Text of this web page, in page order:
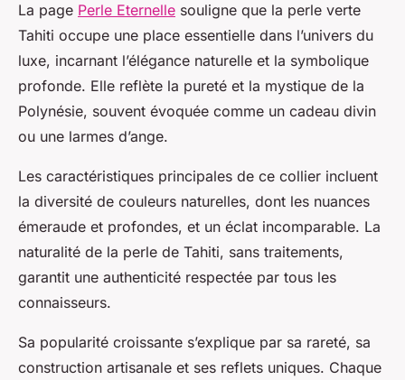
La page Perle Eternelle souligne que la perle verte
Tahiti occupe une place essentielle dans l’univers du
luxe, incarnant l’élégance naturelle et la symbolique
profonde. Elle reflète la pureté et la mystique de la
Polynésie, souvent évoquée comme un cadeau divin
ou une larmes d’ange.
Les caractéristiques principales de ce collier incluent
la diversité de couleurs naturelles, dont les nuances
émeraude et profondes, et un éclat incomparable. La
naturalité de la perle de Tahiti, sans traitements,
garantit une authenticité respectée par tous les
connaisseurs.
Sa popularité croissante s’explique par sa rareté, sa
construction artisanale et ses reflets uniques. Chaque